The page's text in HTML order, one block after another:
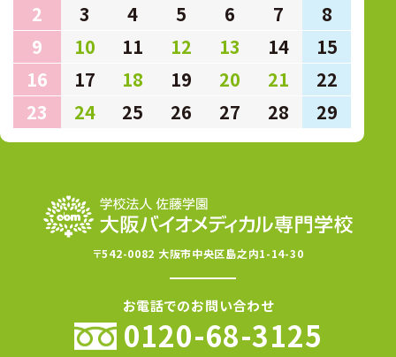
2
3 4 5 6 7
8
9
10 11 12 13 14
15
16
17 18 19 20 21
22
23
24 25 26 27 28 29
〒542-0082 大阪市中央区島之内1-14-30
お電話でのお問い合わせ
0120-68-3125